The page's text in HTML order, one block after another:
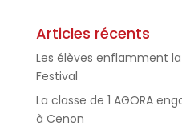
Articles récents
Les élèves enflamment
Festival
La classe de 1 AGORA
à Cenon